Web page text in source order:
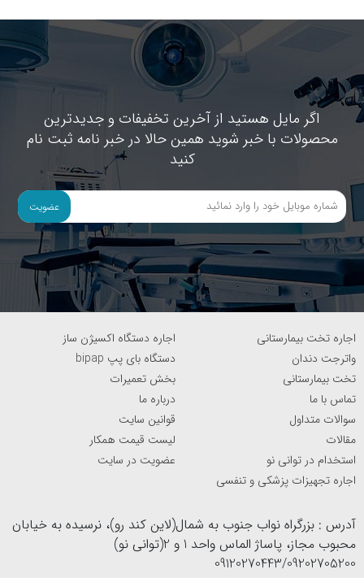
اگر مایل هستید از آخرین تخفیفات و جدیدترین
محصولات با خبر شوید همین حالا در خبر نامه ثبت نام
کنید
عضویت
اجاره تخت بیمارستانی
اجاره دستگاه اکسیژن ساز
واترجت دندان
دستگاه بای پپ bipap
تخت بیمارستانی
بخش تعمیرات
تماس با ما
درباره ما
سوالات متداول
قوانین سایت
مقالات
لیست قیمت همکار
استخدام در توانی نو
عضویت در سایت
اجاره تجهیزات پزشکی و تنفسی
آدرس : بزرگراه نواب جنوب به شمال(لاین کند رو)، نرسیده به خیابان
محبوب مجاز، پاساژ الماس واحد 1 و 2(توانی نو)
09120270443/09202705200